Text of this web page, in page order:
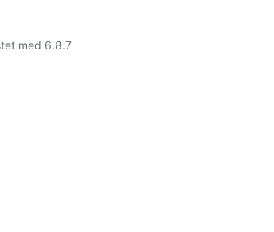
med 6.8.7